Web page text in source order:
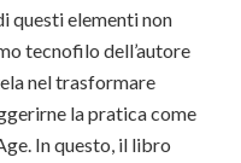
questi elementi non
tecnofilo dell’autore
nel trasformare
la pratica come
In questo, il libro